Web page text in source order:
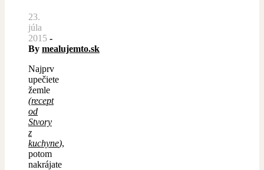
23.
júla
2015 -
By mealujemto.sk
Najprv
upečiete
žemle
(recept
od
Stvory
z
kuchyne),
potom
nakrájate